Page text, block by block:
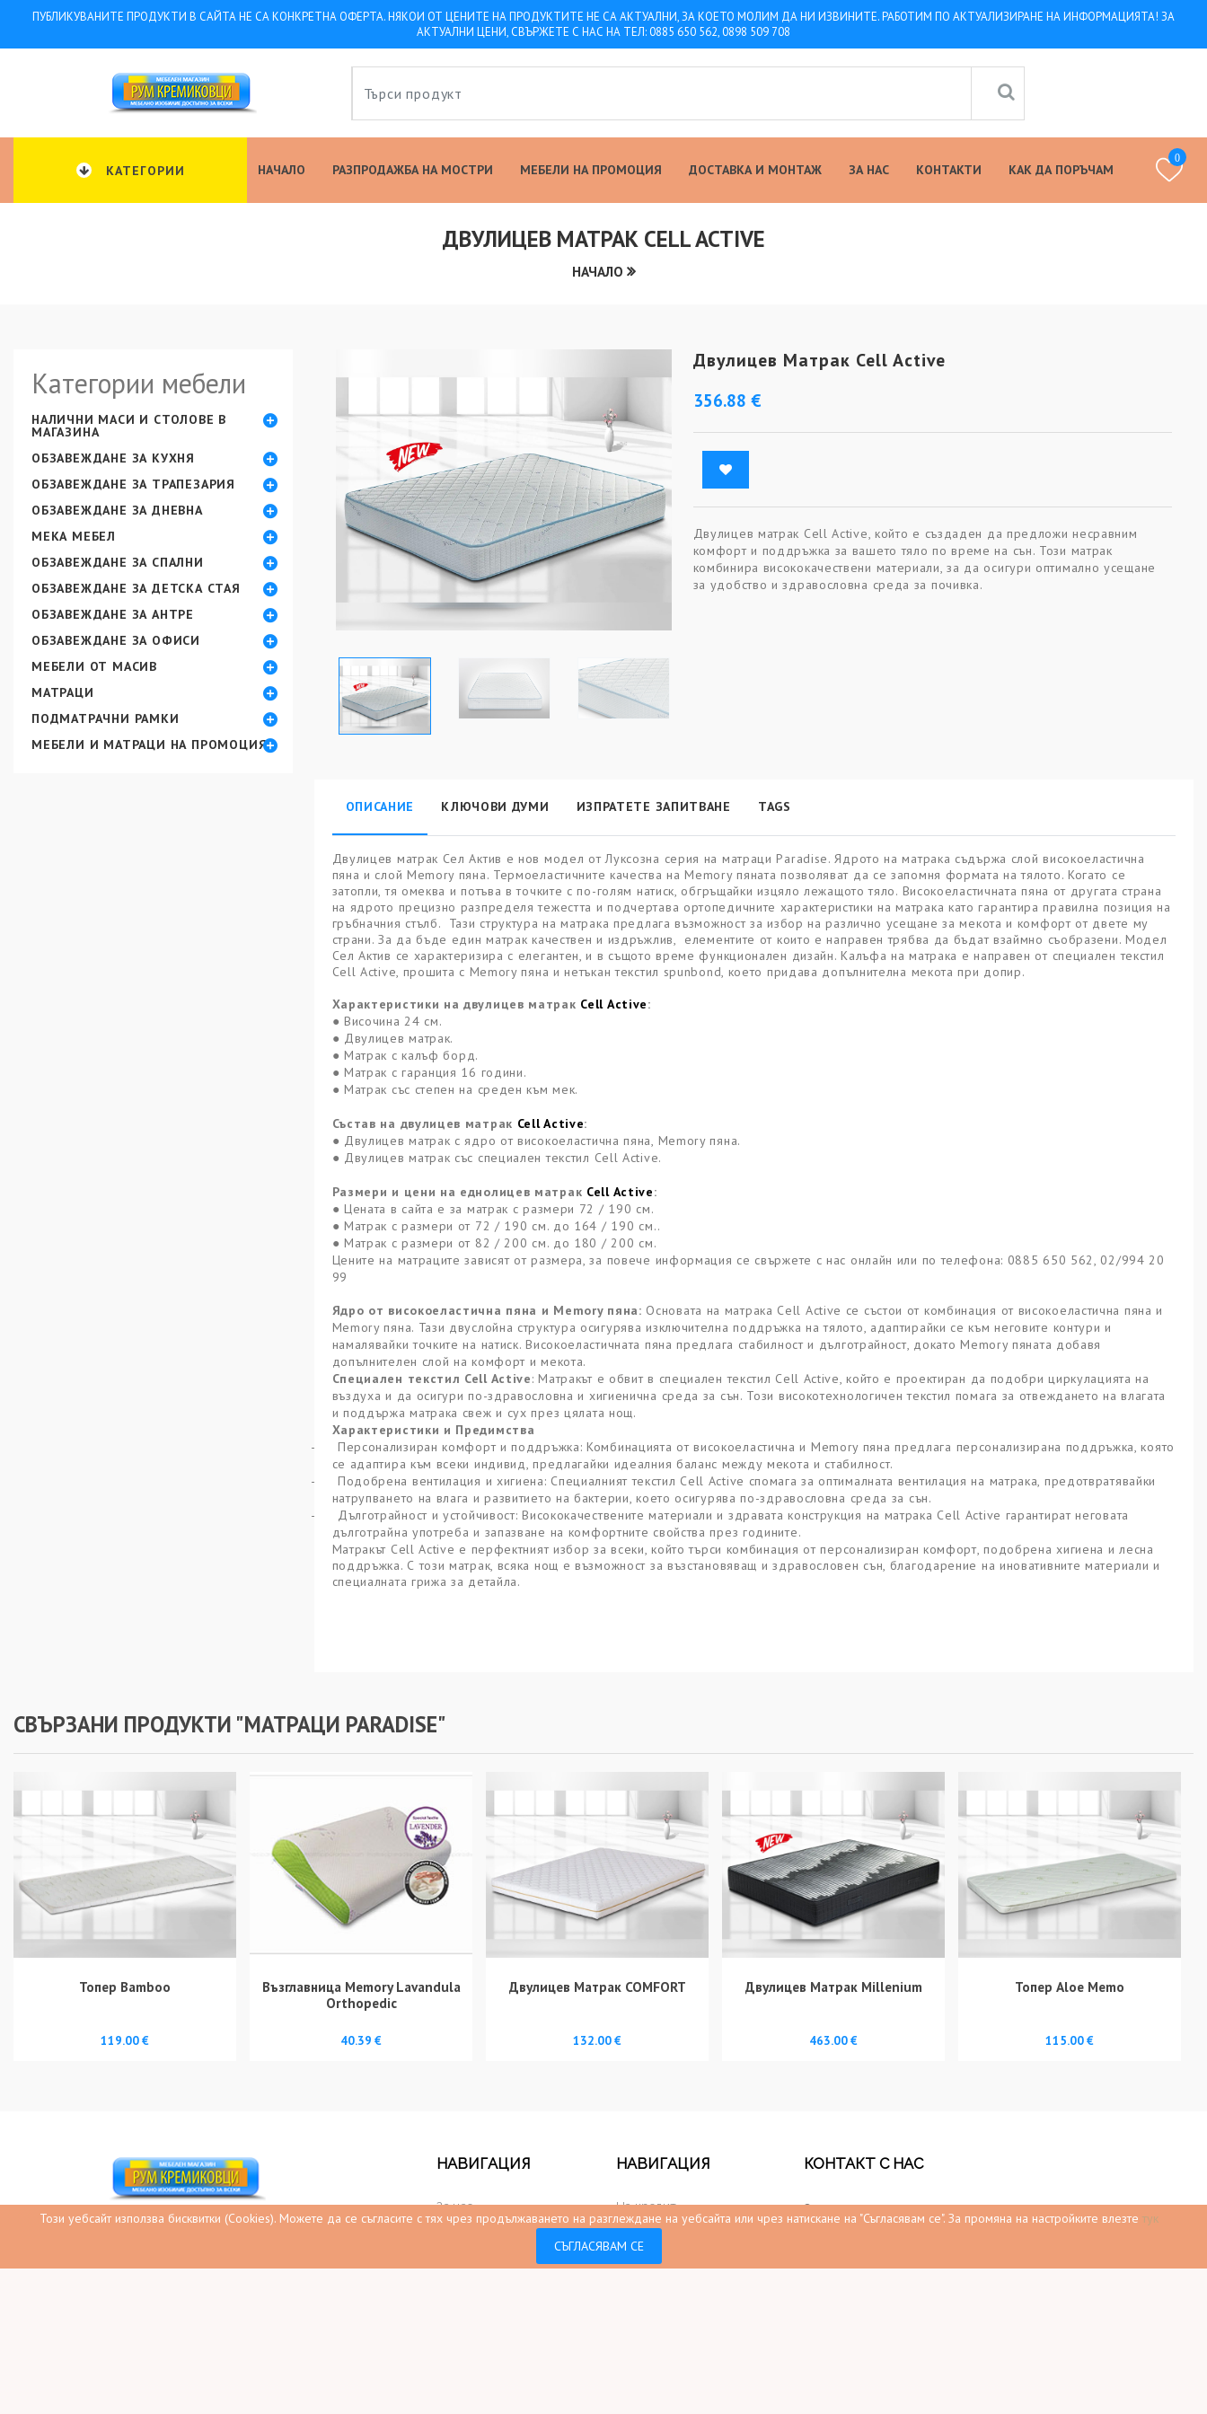
ПУБЛИКУВАНИТЕ ПРОДУКТИ В САЙТА НЕ СА КОНКРЕТНА ОФЕРТА. НЯКОИ ОТ ЦЕНИТЕ НА ПРОДУКТИТЕ НЕ СА АКТУАЛНИ, ЗА КОЕТО МОЛИМ ДА НИ ИЗВИНИТЕ. РАБОТИМ ПО АКТУАЛИЗИРАНЕ НА ИНФОРМАЦИЯТА! ЗА
АКТУАЛНИ ЦЕНИ, СВЪРЖЕТЕ С НАС НА ТЕЛ: 0885 650 562, 0898 509 708
КАТЕГОРИИ НАЧАЛО РАЗПРОДАЖБА НА МОСТРИ МЕБЕЛИ НА ПРОМОЦИЯ ДОСТАВКА И МОНТАЖ ЗА НАС КОНТАКТИ КАК ДА ПОРЪЧАМ
0
ДВУЛИЦЕВ МАТРАК CELL ACTIVE
НАЧАЛО
Категории мебели
НАЛИЧНИ МАСИ И СТОЛОВЕ В
МАГАЗИНА
ОБЗАВЕЖДАНЕ ЗА КУХНЯ
ОБЗАВЕЖДАНЕ ЗА ТРАПЕЗАРИЯ
ОБЗАВЕЖДАНЕ ЗА ДНЕВНА
МЕКА МЕБЕЛ
ОБЗАВЕЖДАНЕ ЗА СПАЛНИ
ОБЗАВЕЖДАНЕ ЗА ДЕТСКА СТАЯ
ОБЗАВЕЖДАНЕ ЗА АНТРЕ
ОБЗАВЕЖДАНЕ ЗА ОФИСИ
МЕБЕЛИ ОТ МАСИВ
МАТРАЦИ
ПОДМАТРАЧНИ РАМКИ
МЕБЕЛИ И МАТРАЦИ НА ПРОМОЦИЯ
Двулицев Матрак Cell Active
356.88 €
Двулицев матрак Cell Active, който е създаден да предложи несравним
комфорт и поддръжка за вашето тяло по време на сън. Този матрак
комбинира висококачествени материали, за да осигури оптимално усещане
за удобство и здравословна среда за почивка.
ОПИСАНИЕ КЛЮЧОВИ ДУМИ ИЗПРАТЕТЕ ЗАПИТВАНЕ TAGS
Двулицев матрак Сел Актив е нов модел от Луксозна серия на матраци Paradise. Ядрото на матрака съдържа слой високоеластична
пяна и слой Memory пяна. Термоеластичните качества на Memory пяната позволяват да се запомня формата на тялото. Когато се
затопли, тя омеква и потъва в точките с по-голям натиск, обгръщайки изцяло лежащото тяло. Високоеластичната пяна от другата страна
на ядрото прецизно разпределя тежестта и подчертава ортопедичните характеристики на матрака като гарантира правилна позиция на
гръбначния стълб. Тази структура на матрака предлага възможност за избор на различно усещане за мекота и комфорт от двете му
страни. За да бъде един матрак качествен и издръжлив, елементите от които е направен трябва да бъдат взаймно съобразени. Модел
Сел Актив се характеризира с елегантен, и в същото време функционален дизайн. Калъфа на матрака е направен от специален текстил
Cell Active, прошита с Memory пяна и нетъкан текстил spunbond, което придава допълнителна мекота при допир.
Характеристики на двулицев матрак Cell Active:
● Височина24 см.
● Двулицев матрак.
● Матрак с калъф борд.
● Матрак с гаранция 16 години.
● Матрак със степен на среден към мек.
Състав на двулицев матрак Cell Active:
● Двулицев матрак с ядро от високоеластична пяна, Memory пяна.
● Двулицев матрак със специален текстил Cell Active.
Размери и цени на еднолицев матрак Cell Active:
● Цената в сайта е за матрак с размери 72 / 190 см.
● Матрак с размери от 72 / 190 см. до 164 / 190 см..
● Матрак с размери от 82 / 200 см. до 180 / 200 см.
Цените на матраците зависят от размера, за повече информация се свържете с нас онлайн или по телефона: 0885 650 562, 02/994 20
99
Ядро от високоеластична пяна и Memory пяна: Основата на матрака Cell Active се състои от комбинация от високоеластична пяна и
Memory пяна. Тази двуслойна структура осигурява изключителна поддръжка на тялото, адаптирайки се към неговите контури и
намалявайки точките на натиск. Високоеластичната пяна предлага стабилност и дълготрайност, докато Memory пяната добавя
допълнителен слой на комфорт и мекота.
Специален текстил Cell Active: Матракът е обвит в специален текстил Cell Active, който е проектиран да подобри циркулацията на
въздуха и да осигури по-здравословна и хигиенична среда за сън. Този високотехнологичен текстил помага за отвеждането на влагата
и поддържа матрака свеж и сух през цялата нощ.
Характеристики и Предимства
-
Персонализиран комфорт и поддръжка: Комбинацията от високоеластична и Memory пяна предлага персонализирана поддръжка, която
се адаптира към всеки индивид, предлагайки идеалния баланс между мекота и стабилност.
-
Подобрена вентилация и хигиена: Специалният текстил Cell Active спомага за оптималната вентилация на матрака, предотвратявайки
натрупването на влага и развитието на бактерии, което осигурява по-здравословна среда за сън.
-
Дълготрайност и устойчивост: Висококачествените материали и здравата конструкция на матрака Cell Active гарантират неговата
дълготрайна употреба и запазване на комфортните свойства през годините.
Матракът Cell Active е перфектният избор за всеки, който търси комбинация от персонализиран комфорт, подобрена хигиена и лесна
поддръжка. С този матрак, всяка нощ е възможност за възстановяващ и здравословен сън, благодарение на иновативните материали и
специалната грижа за детайла.
СВЪРЗАНИ ПРОДУКТИ "МАТРАЦИ PARADISE"
Топер Bamboo
119.00 €
Възглавница Memory Lavandula
Orthopedic
40.39 €
Двулицев Матрак COMFORT
132.00 €
Двулицев Матрак Millenium
463.00 €
Топер Aloe Memo
115.00 €
Магазин за български мебели и обзавеждане
rumkremikovci@gmail.com
НАВИГАЦИЯ
За нас
НАВИГАЦИЯ
На кредит
Социални медий
КОНТАКТ С НАС
0888 947 480
Този уебсайт използва бисквитки (Cookies). Можете да се съгласите с тях чрез продължаването на разглеждане на уебсайта или чрез натискане на "Съгласявам се". За промяна на настройките влезте тук
СЪГЛАСЯВАМ СЕ